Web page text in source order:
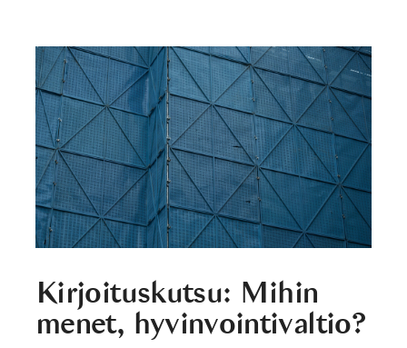
Kirjoituskutsu: Mihin
menet, hyvinvointivaltio?